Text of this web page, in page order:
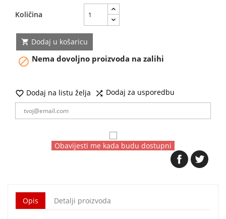
Količina
 Dodaj u košaricu
 Nema dovoljno proizvoda na zalihi
 Dodaj na listu želja  Dodaj za usporedbu
Obavijesti me kada budu dostupni
Opis Detalji proizvoda